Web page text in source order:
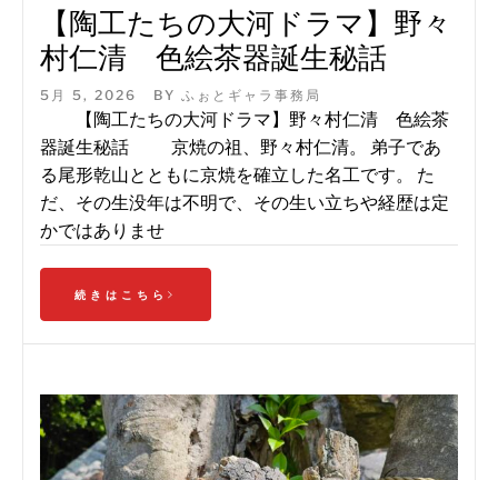
【陶工たちの大河ドラマ】野々
村仁清 色絵茶器誕生秘話
5月 5, 2026 BY ふぉとギャラ事務局
【陶工たちの大河ドラマ】野々村仁清 色絵茶
器誕生秘話 京焼の祖、野々村仁清。 弟子であ
る尾形乾山とともに京焼を確立した名工です。 た
だ、その生没年は不明で、その生い立ちや経歴は定
かではありませ
続きはこちら